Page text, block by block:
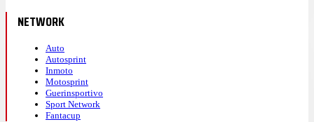
NETWORK
Auto
Autosprint
Inmoto
Motosprint
Guerinsportivo
Sport Network
Fantacup